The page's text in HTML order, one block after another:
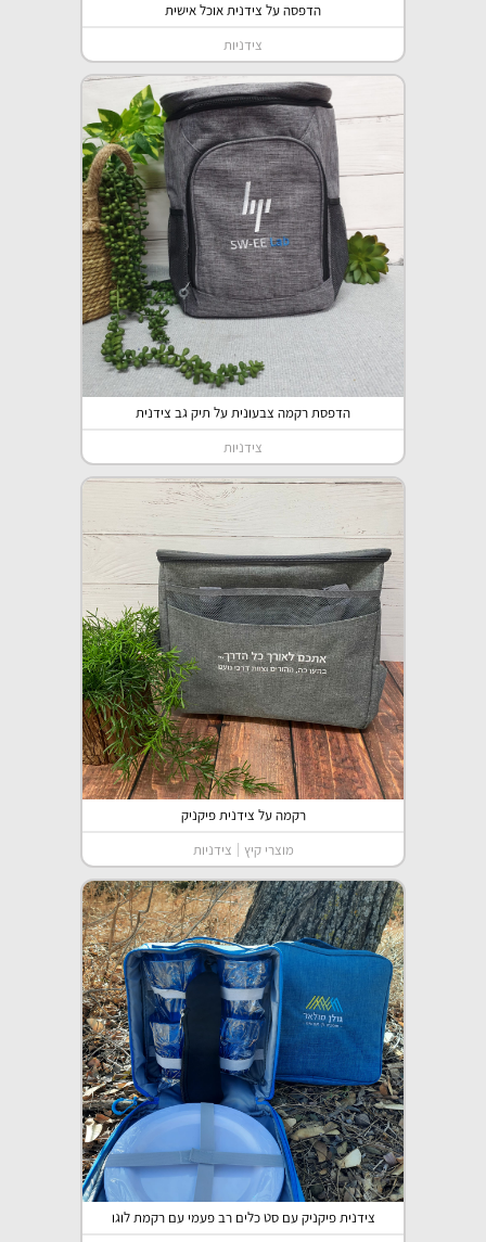
הדפסה על צידנית אוכל אישית
צידניות
הדפסת רקמה צבעונית על תיק גב צידנית
צידניות
רקמה על צידנית פיקניק
מוצרי קיץ צידניות
צידנית פיקניק עם סט כלים רב פעמי עם רקמת לוגו